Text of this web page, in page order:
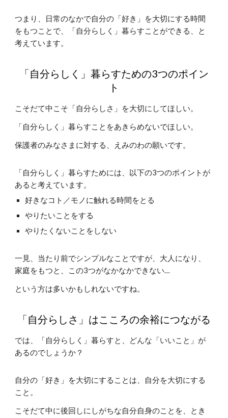
つまり、日常のなかで自分の「好き」を大切にする時間
をもつことで、「自分らしく」暮らすことができる、と
考えています。
「自分らしく」暮らすための3つのポイン
ト
こそだて中こそ「自分らしさ」を大切にしてほしい。
「自分らしく」暮らすことをあきらめないでほしい。
保護者のみなさまに対する、えみのわの願いです。
「自分らしく」暮らすためには、以下の3つのポイントが
あると考えています。
好きなコト／モノに触れる時間をとる
やりたいことをする
やりたくないことをしない
一見、当たり前でシンプルなことですが、大人になり、
家庭をもつと、この3つがなかなかできない…
という方は多いかもしれないですね。
「自分らしさ」はこころの余裕につながる
では、「自分らしく」暮らすと、どんな「いいこと」が
あるのでしょうか？
自分の「好き」を大切にすることは、自分を大切にする
こと。
こそだて中に後回しにしがちな自分自身のことを、とき